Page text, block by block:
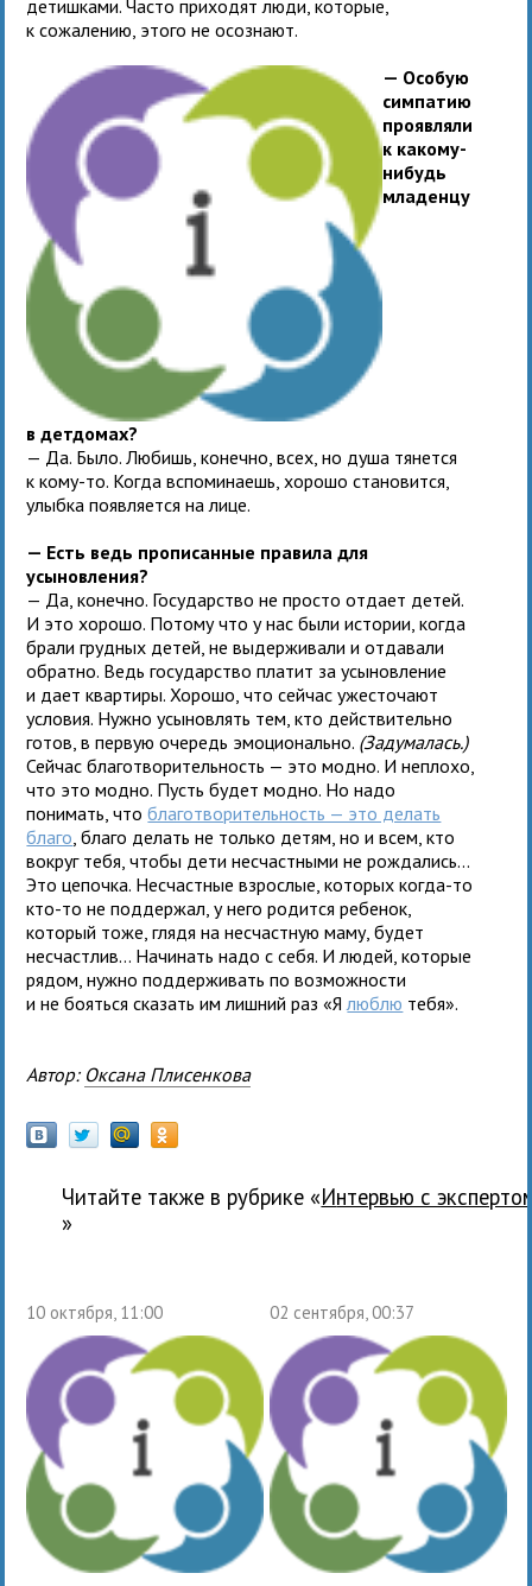
детишками. Часто приходят люди, которые,
к сожалению, этого не осознают.
— Особую
симпатию
проявляли
к какому-
нибудь
младенцу
в детдомах?
— Да. Было. Любишь, конечно, всех, но душа тянется
к кому-то. Когда вспоминаешь, хорошо становится,
улыбка появляется на лице.
— Есть ведь прописанные правила для
усыновления?
— Да, конечно. Государство не просто отдает детей.
И это хорошо. Потому что у нас были истории, когда
брали грудных детей, не выдерживали и отдавали
обратно. Ведь государство платит за усыновление
и дает квартиры. Хорошо, что сейчас ужесточают
условия. Нужно усыновлять тем, кто действительно
готов, в первую очередь эмоционально. (Задумалась.)
Сейчас благотворительность — это модно. И неплохо,
что это модно. Пусть будет модно. Но надо
понимать, чтоблаготворительность — это делать
благо , благо делать не только детям, но и всем, кто
вокруг тебя, чтобы дети несчастными не рождались...
Это цепочка. Несчастные взрослые, которых когда-то
кто-то не поддержал, у него родится ребенок,
который тоже, глядя на несчастную маму, будет
несчастлив... Начинать надо с себя. И людей, которые
рядом, нужно поддерживать по возможности
и не бояться сказать им лишний раз «Ялюблю тебя».
Автор: Оксана Плисенкова
Читайте также в рубрике «
Интервью с
»
10 октября, 11:00 02 сентября, 00:37